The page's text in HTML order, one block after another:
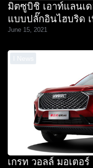
มิตซูบิชิ เอาท์แลนเ
แบบปลั๊กอินไฮบริด
June 15, 2021
I News
เกรท วอลล์ มอเตอร์